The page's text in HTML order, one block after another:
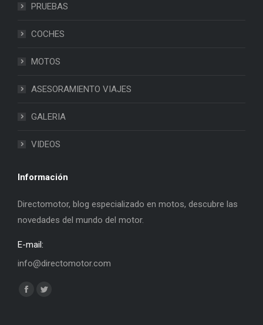
PRUEBAS
COCHES
MOTOS
ASESORAMIENTO VIAJES
GALERIA
VIDEOS
Información
Directomotor, blog especializado en motos, descubre las
novedades del mundo del motor.
E-mail:
info@directomotor.com
Find us on:
Facebook
Twitter